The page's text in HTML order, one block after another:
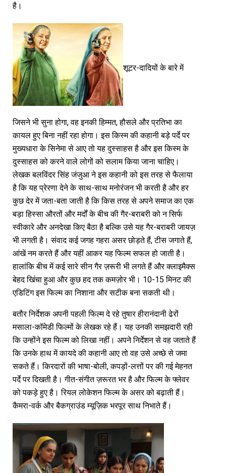
है।
शूटर-दादियों के बारे में
जिसने भी सुना होगा, वह इनकी हिम्मत, हौसले और प्रतिभा का
कायल हुए बिना नहीं रहा होगा। इस किस्म की कहानी बड़े पर्दे पर
मुख्यधारा के सिनेमा से आए तो यह दुस्साहस है और इस किस्म के
दुस्साहस को करने वाले लोगों को सलाम किया जाना चाहिए।
लेखक बलविंदर सिंह जंजुआ ने इस कहानी को इस तरह से फैलाया
है कि यह प्रेरणा देने के साथ-साथ मनोरंजन भी करती है और हर
कुछ देर में जता-बता जाती है कि किस तरह से अपने समाज का एक
बड़ा हिस्सा औरतों और मर्दों के बीच की गैर-बराबरी को न सिर्फ
स्वीकारे और अनदेखा किए बैठा है बल्कि उसे यह गैर-बराबरी जायज़
भी लगती है। संवाद कई जगह गहरा असर छोड़ते हैं, टीस जगाते हैं,
आंखें नम करते हैं और यहीं आकर यह फिल्म सफल हो जाती है।
हालांकि बीच में कई सारे सीन गैर ज़रूरी भी लगते हैं और क्लाइमैक्स
बेहद खिंचा हुआ और कुछ हद तक कमज़ोर भी। 10-15 मिनट की
एडिटिंग इस फिल्म का निशाना और सटीक बना सकती थी।
बतौर निर्देशक अपनी पहली फिल्म दे रहे तुषार हीरानंदानी ढेरों
मसाला-कॉमेडी फिल्मों के लेखक रहे हैं। यह उनकी समझदारी रही
कि उन्होंने इस फिल्म को लिखा नहीं। अपने निर्देशन से वह जताते हैं
कि उनके हाथ में कायदे की कहानी आए तो वह उसे अच्छे से जमा
सकते हैं। किरदारों की भाषा-बोली, कपड़ों-लत्तों पर की गई मेहनत
पर्दे पर दिखती है। गीत-संगीत ज़रूरत भर है और फिल्म के फ्लेवर
को पकड़े हुए है। रियल लोकेशन फिल्म के असर को बढ़ाती हैं।
कैमरा-वर्क और बैकग्राउंड म्यूज़िक भरपूर साथ निभाते हैं।